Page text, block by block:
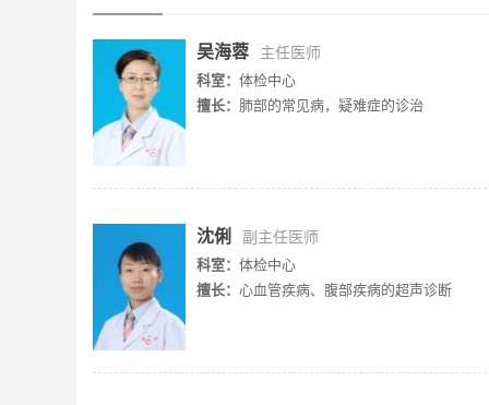
吴海蓉 主任医师
科室： 体检中心
擅长： 肺部的常见病，疑难症的诊治
沈俐 副主任医师
科室： 体检中心
擅长： 心血管疾病、腹部疾病的超声诊断